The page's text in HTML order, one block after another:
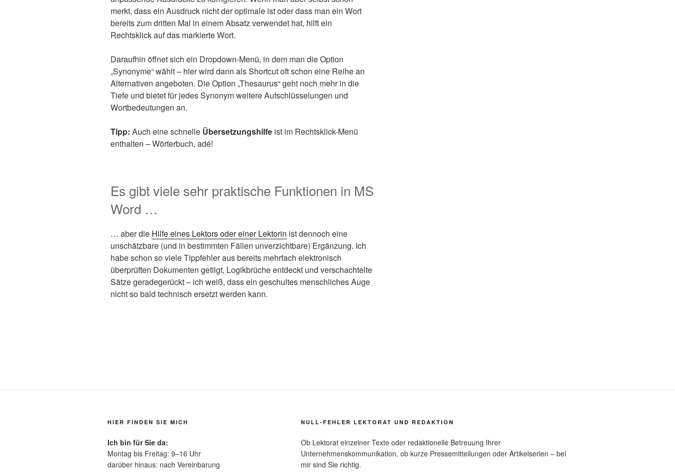
merkt, dass ein Ausdruck nicht der optimale ist oder dass man ein Wort
bereits zum dritten Mal in einem Absatz verwendet hat, hilft ein
Rechtsklick auf das markierte Wort.
Daraufhin öffnet sich ein Dropdown-Menü, in dem man die Option
„Synonyme“ wählt – hier wird dann als Shortcut oft schon eine Reihe an
Alternativen angeboten. Die Option „Thesaurus“ geht noch mehr in die
Tiefe und bietet für jedes Synonym weitere Aufschlüsselungen und
Wortbedeutungen an.
Tipp: Auch eine schnelle Übersetzungshilfe ist im Rechtsklick-Menü
enthalten – Wörterbuch, adé!
Es gibt viele sehr praktische Funktionen in MS
Word …
… aber die Hilfe eines Lektors oder einer Lektorin ist dennoch eine
unschätzbare (und in bestimmten Fällen unverzichtbare) Ergänzung. Ich
habe schon so viele Tippfehler aus bereits mehrfach elektronisch
überprüften Dokumenten getilgt, Logikbrüche entdeckt und verschachtelte
Sätze geradegerückt – ich weiß, dass ein geschultes menschliches Auge
nicht so bald technisch ersetzt werden kann.
HIER FINDEN SIE MICH
Ich bin für Sie da:
Montag bis Freitag: 9–16 Uhr
darüber hinaus: nach Vereinbarung
NULL-FEHLER LEKTORAT UND REDAKTION
Ob Lektorat einzelner Texte oder redaktionelle Betreuung Ihrer
Unternehmenskommunikation, ob kurze Pressemitteilungen oder Artikelserien – bei
mir sind Sie richtig.